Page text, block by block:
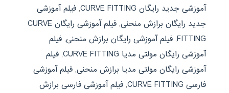
آموزشی جدید رایگان CURVE FITTING
, فیلم آموزشی
جدید رایگان برازش منحنی,
فیلم آموزشی رایگان CURVE
FITTING
, فیلم آموزشی رایگان برازش منحنی, فیلم
آموزشی رایگان مولتی مدیا CURVE FITTING
, فیلم
آموزشی رایگان مولتی مدیا برازش منحنی, فیلم آموزشی
فارسی CURVE FITTING
, فیلم آموزشی فارسی برازش